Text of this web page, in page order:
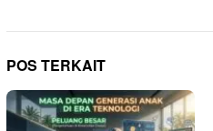
POS TERKAIT